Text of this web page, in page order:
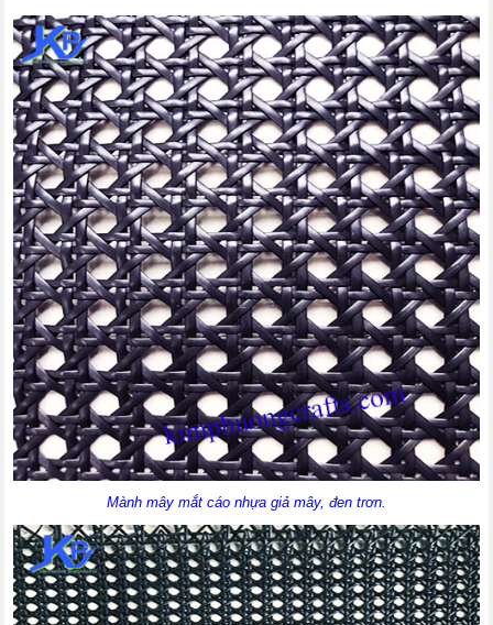
Mành mây mắt cáo nhựa giả mây, đen trơn.